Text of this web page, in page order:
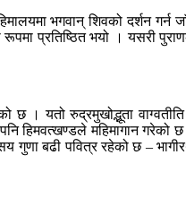
भगवान् शिवको दर्शन गर्न
प्रतिष्ठित भयो । यसरी
छ । यतो रुद्रमुखोद्भूता
हिमवत्खण्डले महिमागान गरेको
गुणा बढी पवित्र रहेको छ –